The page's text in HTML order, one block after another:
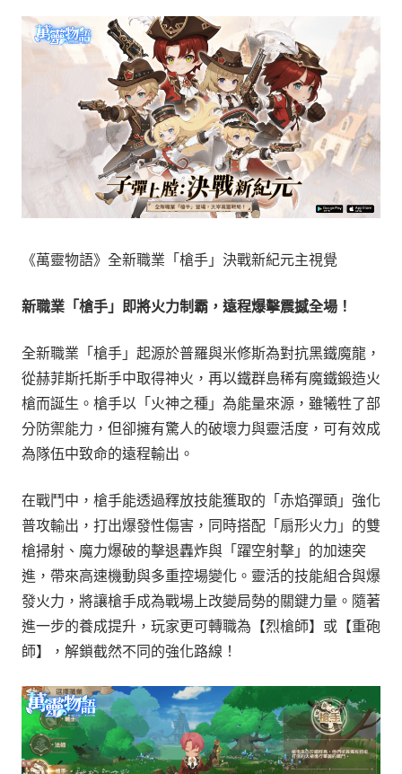
《萬靈物語》全新職業「槍手」決戰新紀元主視覺
新職業「槍手」即將火力制霸，遠程爆擊震撼全場！
全新職業「槍手」起源於普羅與米修斯為對抗黑鐵魔龍，
從赫菲斯托斯手中取得神火，再以鐵群島稀有魔鐵鍛造火
槍而誕生。槍手以「火神之種」為能量來源，雖犧牲了部
分防禦能力，但卻擁有驚人的破壞力與靈活度，可有效成
為隊伍中致命的遠程輸出。
在戰鬥中，槍手能透過釋放技能獲取的「赤焰彈頭」強化
普攻輸出，打出爆發性傷害，同時搭配「扇形火力」的雙
槍掃射、魔力爆破的擊退轟炸與「躍空射擊」的加速突
進，帶來高速機動與多重控場變化。靈活的技能組合與爆
發火力，將讓槍手成為戰場上改變局勢的關鍵力量。隨著
進一步的養成提升，玩家更可轉職為【烈槍師】或【重砲
師】，解鎖截然不同的強化路線！